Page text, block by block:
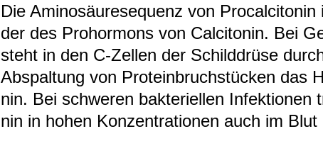
Die Ami­no­säu­re­se­quenz von
der des Pro­hor­mons von Cal­ci­to­nin. Bei
steht in den C-​Zel­len der Schild­drüse
Abspal­tung von Pro­te­in­bruch­stü­cken das
nin. Bei schwe­ren bak­te­ri­el­len Infek­tio­nen
nin in hohen Kon­zen­tra­tio­nen auch im Blut